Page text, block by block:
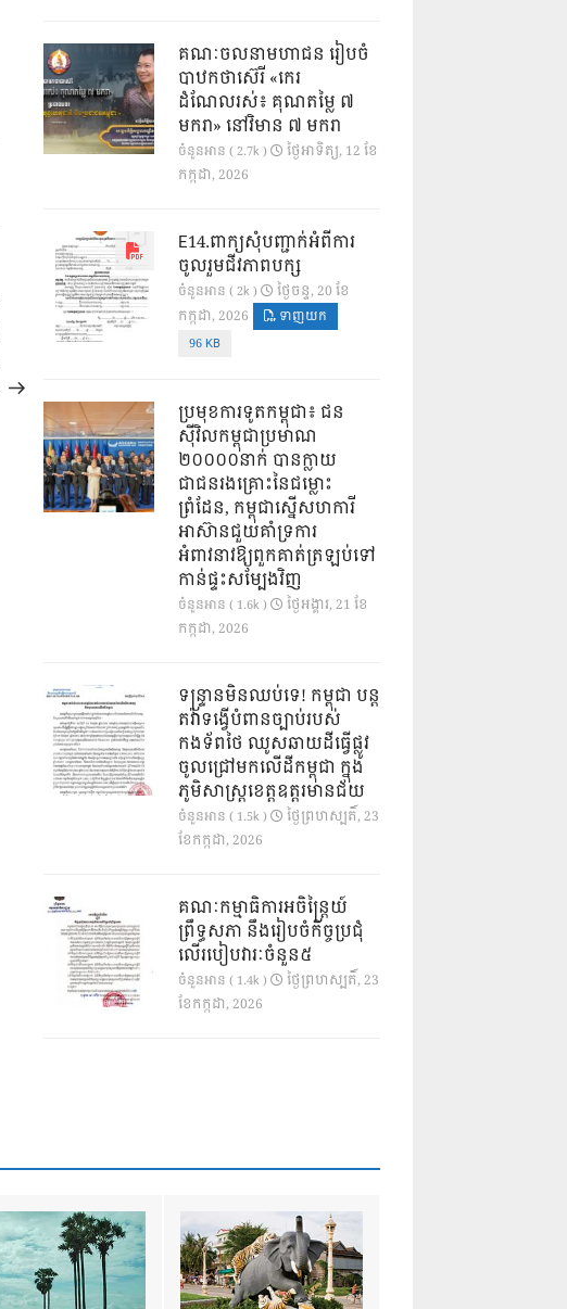
គណៈចលនាមហាជន រៀបចំ
បាឋកថាស៊េរី «កេរ
ដំណែលរស់៖ គុណតម្លៃ ៧
មករា» នៅវិមាន ៧ មករា
ចំនួនអាន ( 2.7k )
ថ្ងៃ​អាទិត្យ, 12 ខែ​
កក្កដា, 2026
E14.ពាក្យសុំបញ្ជាក់អំពីការ
ចូលរួមជីវភាពបក្ស
ចំនួនអាន ( 2k )
ថ្ងៃ​ចន្ទ, 20 ខែ​
កក្កដា, 2026
ទាញយក
96 KB
ប្រមុខការទូតកម្ពុជា៖ ជន
ស៊ីវិលកម្ពុជាប្រមាណ
២០០០០នាក់ បានក្លាយ
ជាជនរងគ្រោះនៃជម្លោះ
ព្រំដែន, កម្ពុជាស្នើសហការី
អាស៊ានជួយគាំទ្រការ
អំពាវនាវឱ្យពួកគាត់ត្រឡប់ទៅ
កាន់ផ្ទះសម្បែងវិញ
ចំនួនអាន ( 1.6k )
ថ្ងៃ​អង្គារ, 21 ខែ​
កក្កដា, 2026
ទន្ទ្រានមិនឈប់ទេ! កម្ពុជា បន្ត
តវ៉ាទង្វើបំពានច្បាប់របស់
កងទ័ពថៃ ឈូសឆាយដីធ្វើផ្លូវ
ចូលជ្រៅមកលើដីកម្ពុជា ក្នុង
ភូមិសាស្ត្រខេត្តឧត្តរមានជ័យ
ចំនួនអាន ( 1.5k )
ថ្ងៃ​ព្រហស្បតិ៍, 23
ខែ​កក្កដា, 2026
គណៈកម្មាធិការអចិន្ត្រៃយ៍
ព្រឹទ្ធសភា នឹងរៀបចំកិច្ចប្រជុំ
លើរបៀបវារៈចំនួន៥
ចំនួនអាន ( 1.4k )
ថ្ងៃ​ព្រហស្បតិ៍, 23
ខែ​កក្កដា, 2026